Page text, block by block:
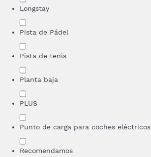
Longstay
Pista de Pádel
Pista de tenis
Planta baja
PLUS
Punto de carga para coches eléctricos
Recomendamos